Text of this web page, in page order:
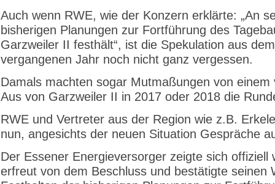
Auch wenn RWE, wie der Konzern erklärte: „An
bisherigen Planungen zur Fortführung des
Garzweiler II festhält“, ist die Spekulation aus dem
vergangenen Jahr noch nicht ganz vergessen.
Damals machten sogar Mutmaßungen von einem
Aus von Garzweiler II in 2017 oder 2018 die
RWE und Vertreter aus der Region wie z.B.
nun, angesichts der neuen Situation Gespräche
Der Essener Energieversorger zeigte sich offiziell
erfreut von dem Beschluss und bestätigte seinen